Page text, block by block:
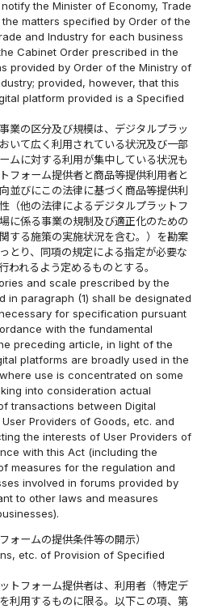
the Minister of Economy, Trade
matters specified by Order of the
and Industry for each business
Cabinet Order prescribed in the
provided by Order of the Ministry of
provided, however, that this
platform provided is a Specified
業の区分及び規模は、デジタルプラッ
いて広く利用されている状況及び一部
ムに対する利用が集中している状況も
フォーム提供者と商品等提供利用者と
並びにこの法律に基づく商品等提供利
（他の法律によるデジタルプラットフ
に係る事業の規制及び適正化のための
する施策の実施状況を含む。）を勘案
とり、同項の規定による指定が必要な
われるよう定めるものとする。
and scale prescribed by the
in paragraph (1) shall be designated
for specification pursuant
with the fundamental
preceding article, in light of the
platforms are broadly used in the
use is concentrated on some
into consideration actual
transactions between Digital
Providers of Goods, etc. and
the interests of User Providers of
with this Act (including the
measures for the regulation and
involved in forums provided by
to other laws and measures
ォームの提供条件等の開示）
etc. of Provision of Specified
トフォーム提供者は、利用者（特定デ
利用するものに限る。以下この項、第